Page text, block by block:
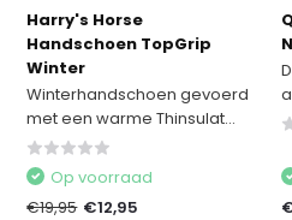
Harry's Horse
Handschoen TopGrip
Winter
Winterhandschoen gevoerd
met een warme Thinsulat...
Op voorraad
€19,95 €12,95